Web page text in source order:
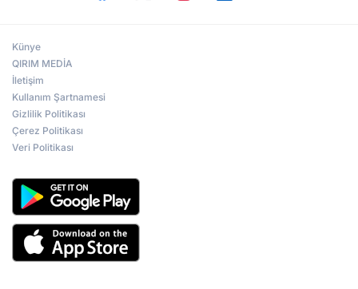
Künye
QIRIM MEDİA
İletişim
Kullanım Şartnamesi
Gizlilik Politikası
Çerez Politikası
Veri Politikası